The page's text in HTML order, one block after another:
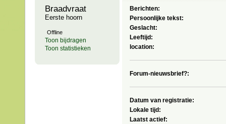
Braadvraat
Eerste hoorn
Offline
Toon bijdragen
Toon statistieken
Berichten:
Persoonlijke tekst:
Geslacht:
Leeftijd:
location:
Forum-nieuwsbrief?:
Datum van registratie:
Lokale tijd:
Laatst actief: